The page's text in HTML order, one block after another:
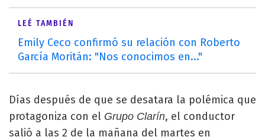
LEÉ TAMBIÉN
Emily Ceco confirmó su relación con Roberto
García Moritán: "Nos conocimos en..."
Días después de que se desatara la polémica que
protagoniza con el Grupo Clarín, el conductor
salió a las 2 de la mañana del martes en